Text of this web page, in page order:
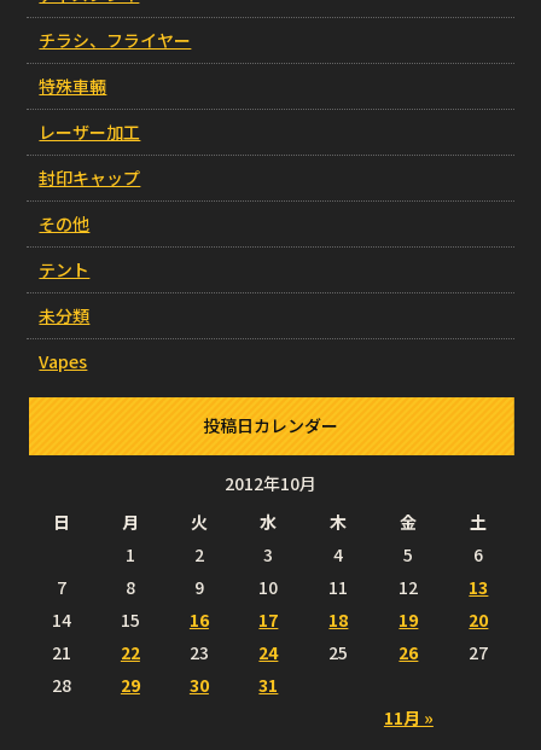
チラシ、フライヤー
特殊車輛
レーザー加工
封印キャップ
その他
テント
未分類
Vapes
投稿日カレンダー
2012年10月
日
月 火 水 木 金 土
11月 »
1 2 3 4 5
6
7
8 9 10 11 12
13
14
15 16 17 18 19
20
21
22 23 24 25 26
27
28
29 30 31